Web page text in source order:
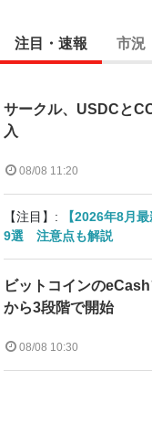
注目・速報 市況
サークル、USDCと
入
08/08 11:20
【注目】:
【2026年8月
9選 注意点も解説
ビットコインの
から3段階で開始
08/08 10:30